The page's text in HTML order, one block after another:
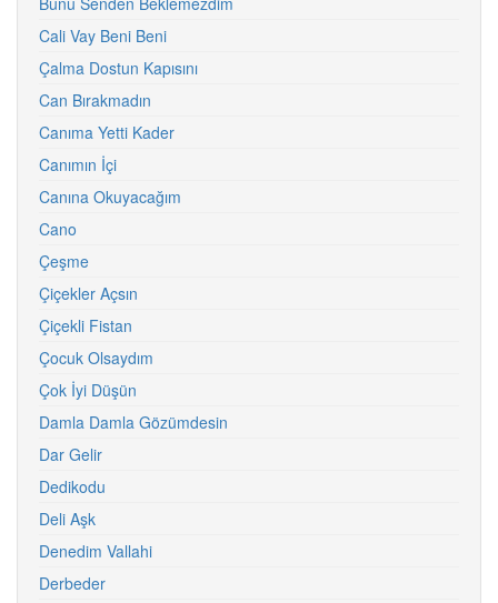
Cali Vay Beni Beni
Çalma Dostun Kapısını
Can Bırakmadın
Canıma Yetti Kader
Canımın İçi
Canına Okuyacağım
Cano
Çeşme
Çiçekler Açsın
Çiçekli Fistan
Çocuk Olsaydım
Çok İyi Düşün
Damla Damla Gözümdesin
Dar Gelir
Dedikodu
Deli Aşk
Denedim Vallahi
Derbeder